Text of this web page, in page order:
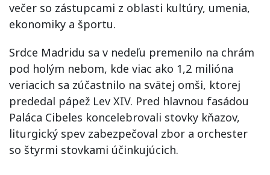
večer so zástupcami z oblasti kultúry, umenia,
ekonomiky a športu.
Srdce Madridu sa v nedeľu premenilo na chrám
pod holým nebom, kde viac ako 1,2 milióna
veriacich sa zúčastnilo na svätej omši, ktorej
prededal pápež Lev XIV. Pred hlavnou fasádou
Paláca Cibeles koncelebrovali stovky kňazov,
liturgický spev zabezpečoval zbor a orchester
so štyrmi stovkami účinkujúcich.